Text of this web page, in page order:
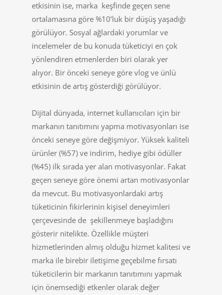
etkisinin ise, marka keşfinde geçen sene
ortalamasına göre %10’luk bir düşüş yaşadığı
görülüyor. Sosyal ağlardaki yorumlar ve
incelemeler de bu konuda tüketiciyi en çok
yönlendiren etmenlerden biri olarak yer
alıyor. Bir önceki seneye göre vlog ve ünlü
etkisinin de artış gösterdiği görülüyor.
Dijital dünyada, internet kullanıcıları için bir
markanın tanıtımını yapma motivasyonları ise
önceki seneye göre değişmiyor. Yüksek kaliteli
ürünler (%57) ve indirim, hediye gibi ödüller
(%45) ilk sırada yer alan motivasyonlar. Fakat
geçen seneye göre önemi artan motivasyonlar
da mevcut. Bu motivasyonlardaki artış
tüketicinin fikirlerinin kişisel deneyimleri
çerçevesinde de şekillenmeye başladığını
gösterir nitelikte. Özellikle müşteri
hizmetlerinden almış olduğu hizmet kalitesi ve
marka ile birebir iletişime geçebilme fırsatı
tüketicilerin bir markanın tanıtımını yapmak
için önemsediği etkenler olarak değer